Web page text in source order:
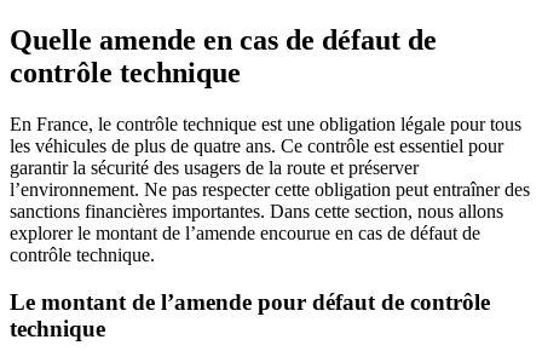
Quelle amende en cas de défaut de
contrôle technique
En France, le contrôle technique est une obligation légale pour tous
les véhicules de plus de quatre ans. Ce contrôle est essentiel pour
garantir la sécurité des usagers de la route et préserver
l’environnement. Ne pas respecter cette obligation peut entraîner des
sanctions financières importantes. Dans cette section, nous allons
explorer le montant de l’amende encourue en cas de défaut de
contrôle technique.
Le montant de l’amende pour défaut de contrôle
technique